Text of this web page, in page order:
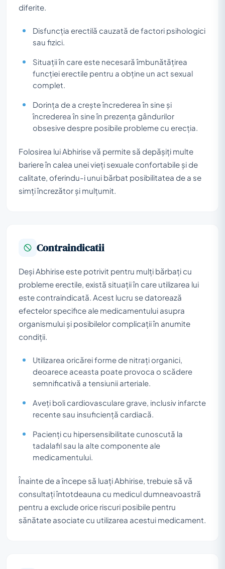
diferite.
Disfuncția erectilă cauzată de factori psihologici
sau fizici.
Situații în care este necesară îmbunătățirea
funcției erectile pentru a obține un act sexual
complet.
Dorința de a crește încrederea în sine și
încrederea în sine în prezența gândurilor
obsesive despre posibile probleme cu erecția.
Folosirea lui Abhirise vă permite să depășiți multe
bariere în calea unei vieți sexuale confortabile și de
calitate, oferindu-i unui bărbat posibilitatea de a se
simți încrezător și mulțumit.
Contraindicatii
Deși Abhirise este potrivit pentru mulți bărbați cu
probleme erectile, există situații în care utilizarea lui
este contraindicată. Acest lucru se datorează
efectelor specifice ale medicamentului asupra
organismului și posibilelor complicații în anumite
condiții.
Utilizarea oricărei forme de nitrați organici,
deoarece aceasta poate provoca o scădere
semnificativă a tensiunii arteriale.
Aveți boli cardiovasculare grave, inclusiv infarcte
recente sau insuficiență cardiacă.
Pacienți cu hipersensibilitate cunoscută la
tadalafil sau la alte componente ale
medicamentului.
Înainte de a începe să luați Abhirise, trebuie să vă
consultați întotdeauna cu medicul dumneavoastră
pentru a exclude orice riscuri posibile pentru
sănătate asociate cu utilizarea acestui medicament.